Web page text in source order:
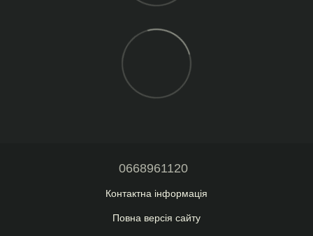
0668961120
Контактна інформація
Повна версія сайту